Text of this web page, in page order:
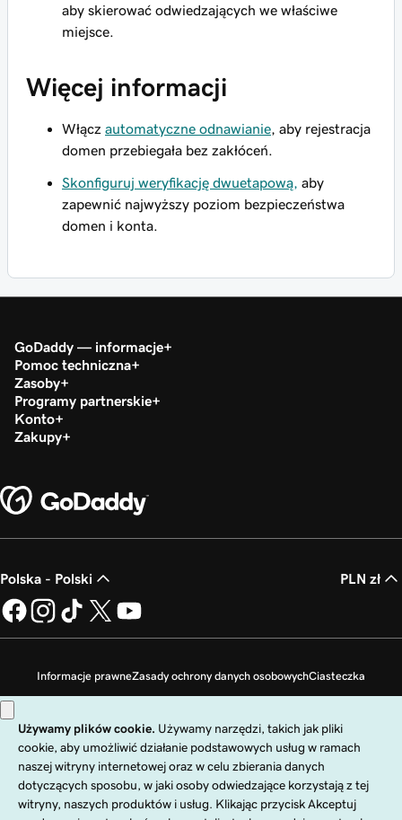
aby skierować odwiedzających we właściwe
miejsce.
Więcej informacji
Włącz automatyczne odnawianie , aby rejestracja
domen przebiegała bez zakłóceń.
Skonfiguruj weryfikację dwuetapową, aby
zapewnić najwyższy poziom bezpieczeństwa
domen i konta.
GoDaddy — informacje
Pomoc techniczna
Zasoby
Programy partnerskie
Konto
Zakupy
Polska - Polski PLN zł
Informacje prawneZasady ochrony danych osobowychCiasteczka
Copyright © 1999 - 2026 GoDaddy Operating Company, LLC. Wszelkie prawa
zastrzeżone. Znak słowny GoDaddy jest zastrzeżonym znakiem towarowym
firmy GoDaddy Operating Company, LLC w Stanach Zjednoczonych i innych
krajach. Logo „GO” jest zastrzeżonym znakiem towarowym firmy
GoDaddy.com, LLC w Stanach Zjednoczonych.